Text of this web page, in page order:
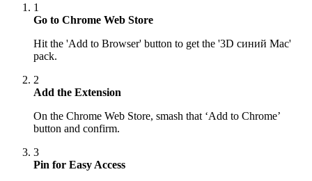
1
Go to Chrome Web Store
Hit the 'Add to Browser' button to get the '3D синий Mac'
pack.
2
Add the Extension
On the Chrome Web Store, smash that ‘Add to Chrome’
button and confirm.
3
Pin for Easy Access